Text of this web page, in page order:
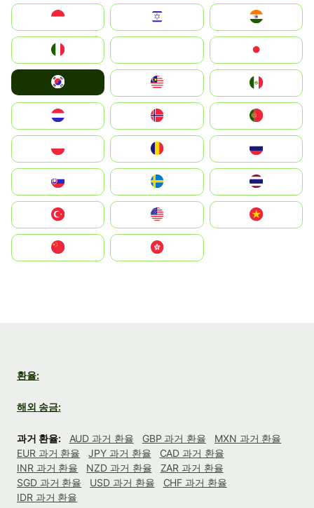
South Korea
United States
中國香港特別行政區
환율:
해외 송금:
과거 환율: AUD 과거 환율 GBP 과거 환율
MXN 과거 환율
EUR 과거 환율
JPY 과거 환율
CAD 과거 환율
INR 과거 환율
NZD 과거 환율
ZAR 과거 환율
SGD 과거 환율
USD 과거 환율
CHF 과거 환율
IDR 과거 환율